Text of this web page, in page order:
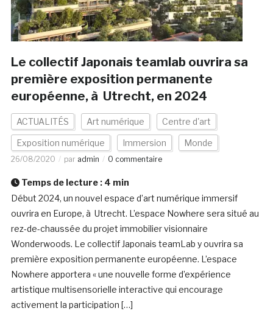
Le collectif Japonais teamlab ouvrira sa
première exposition permanente
européenne, à Utrecht, en 2024
ACTUALITÉS Art numérique Centre d'art
Exposition numérique Immersion Monde
26/08/2020 par admin 0 commentaire
Temps de lecture : 4 min
Début 2024, un nouvel espace d’art numérique immersif
ouvrira en Europe, à Utrecht. L’espace Nowhere sera situé au
rez-de-chaussée du projet immobilier visionnaire
Wonderwoods. Le collectif Japonais teamLab y ouvrira sa
première exposition permanente européenne. L’espace
Nowhere apportera « une nouvelle forme d’expérience
artistique multisensorielle interactive qui encourage
activement la participation […]